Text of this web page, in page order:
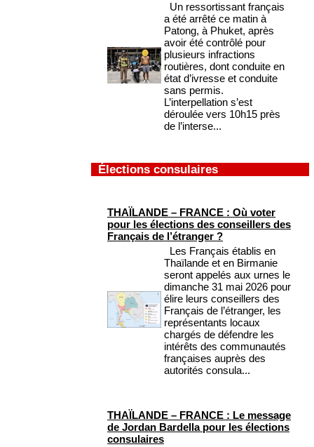
Un ressortissant français
a été arrêté ce matin à
Patong, à Phuket, après
avoir été contrôlé pour
plusieurs infractions
routières, dont conduite en
état d’ivresse et conduite
sans permis.
L’interpellation s’est
déroulée vers 10h15 près
de l’interse...
Élections consulaires
THAÏLANDE – FRANCE : Où voter
pour les élections des conseillers des
Français de l’étranger ?
Les Français établis en
Thaïlande et en Birmanie
seront appelés aux urnes le
dimanche 31 mai 2026 pour
élire leurs conseillers des
Français de l’étranger, les
représentants locaux
chargés de défendre les
intérêts des communautés
françaises auprès des
autorités consula...
THAÏLANDE – FRANCE : Le message
de Jordan Bardella pour les élections
consulaires